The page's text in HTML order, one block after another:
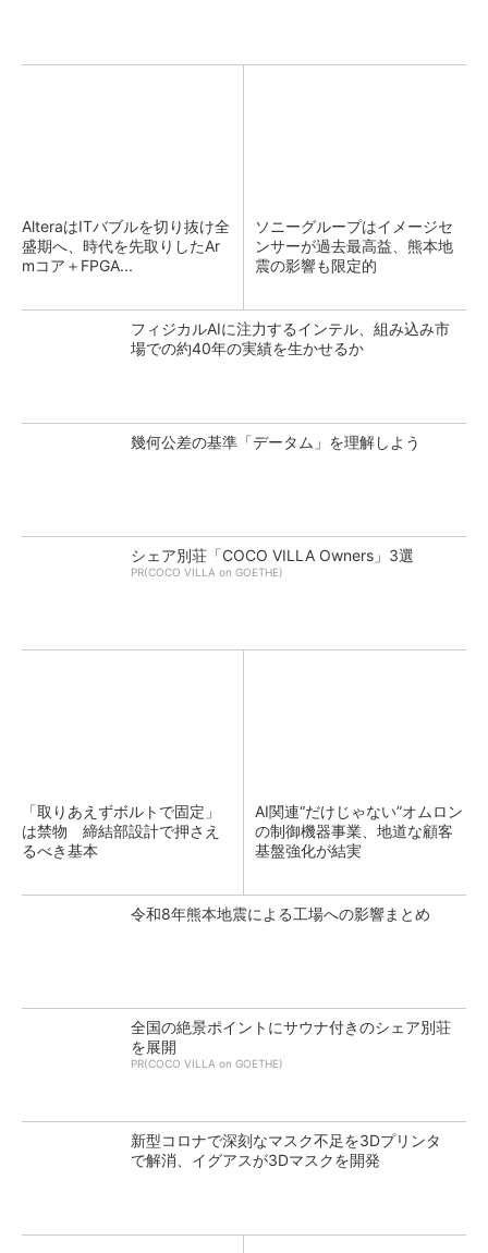
AlteraはITバブルを切り抜け全
盛期へ、時代を先取りしたAr
mコア＋FPGA...
ソニーグループはイメージセ
ンサーが過去最高益、熊本地
震の影響も限定的
フィジカルAIに注力するインテル、組み込み市
場での約40年の実績を生かせるか
幾何公差の基準「データム」を理解しよう
シェア別荘「COCO VILLA Owners」3選
PR(COCO VILLA on GOETHE)
「取りあえずボルトで固定」
は禁物 締結部設計で押さえ
るべき基本
AI関連“だけじゃない”オムロン
の制御機器事業、地道な顧客
基盤強化が結実
令和8年熊本地震による工場への影響まとめ
全国の絶景ポイントにサウナ付きのシェア別荘
を展開
PR(COCO VILLA on GOETHE)
新型コロナで深刻なマスク不足を3Dプリンタ
で解消、イグアスが3Dマスクを開発